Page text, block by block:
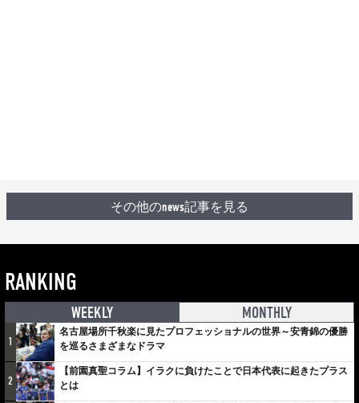
その他のnews記事を見る
RANKING
WEEKLY MONTHLY
1
名古屋場所千秋楽に見たプロフェッショナルの世界～安青錦の優勝
を巡るさまざまなドラマ
2
【前園真聖コラム】イラクに負けたことで日本代表に起きたプラス
とは